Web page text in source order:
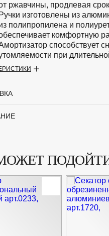
ржавчины, продлевая
Ручки изготовлены из
полипропилена и
комфортную
способствует
при